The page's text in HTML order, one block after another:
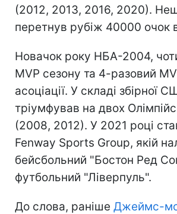
(2012, 2013, 2016, 2020).
перетнув рубіж 40000 очок в
Новачок року НБА-2004,
MVP сезону та 4-разовий
асоціації. У складі збірної
тріумфував на двох
(2008, 2012). У 2021 році
Fenway Sports Group, якій
бейсбольний "Бостон Ред
футбольний "Ліверпуль".
До слова, раніше Джеймс-